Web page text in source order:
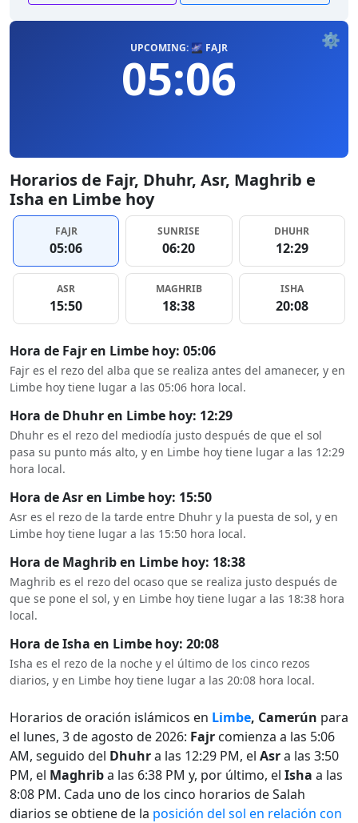
⚙️
UPCOMING: 🌌 FAJR
05:06
Horarios de Fajr, Dhuhr, Asr, Maghrib e
Isha en Limbe hoy
FAJR
05:06
SUNRISE
06:20
DHUHR
12:29
ASR
15:50
MAGHRIB
18:38
ISHA
20:08
Hora de Fajr en Limbe hoy: 05:06
Fajr es el rezo del alba que se realiza antes del amanecer, y en
Limbe hoy tiene lugar a las 05:06 hora local.
Hora de Dhuhr en Limbe hoy: 12:29
Dhuhr es el rezo del mediodía justo después de que el sol
pasa su punto más alto, y en Limbe hoy tiene lugar a las 12:29
hora local.
Hora de Asr en Limbe hoy: 15:50
Asr es el rezo de la tarde entre Dhuhr y la puesta de sol, y en
Limbe hoy tiene lugar a las 15:50 hora local.
Hora de Maghrib en Limbe hoy: 18:38
Maghrib es el rezo del ocaso que se realiza justo después de
que se pone el sol, y en Limbe hoy tiene lugar a las 18:38 hora
local.
Hora de Isha en Limbe hoy: 20:08
Isha es el rezo de la noche y el último de los cinco rezos
diarios, y en Limbe hoy tiene lugar a las 20:08 hora local.
Horarios de oración islámicos en Limbe, Camerún para
el lunes, 3 de agosto de 2026: Fajr comienza a las 5:06
AM, seguido del Dhuhra las 12:29 PM, el Asra las 3:50
PM, el Maghriba las 6:38 PM y, por último, el Isha a las
8:08 PM. Cada uno de los cinco horarios de Salah
diarios se obtiene de la posición del sol en relación con